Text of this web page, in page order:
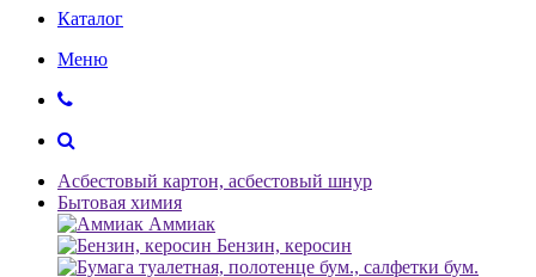
Каталог
Меню
Асбестовый картон, асбестовый шнур
Бытовая химия
Аммиак
Бензин, керосин